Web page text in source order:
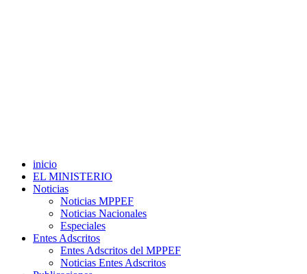
inicio
EL MINISTERIO
Noticias
Noticias MPPEF
Noticias Nacionales
Especiales
Entes Adscritos
Entes Adscritos del MPPEF
Noticias Entes Adscritos